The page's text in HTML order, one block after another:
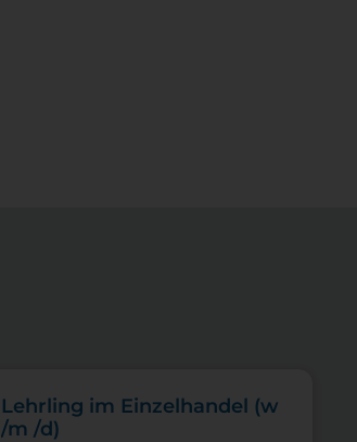
Lehrling im Einzelhandel (w
/m /d)